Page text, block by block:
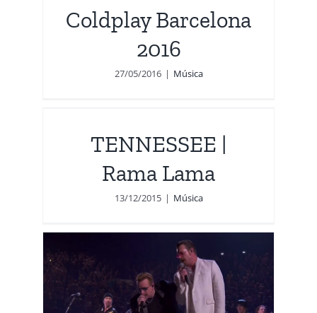
Coldplay Barcelona
2016
27/05/2016 | Música
TENNESSEE |
Rama Lama
13/12/2015 | Música